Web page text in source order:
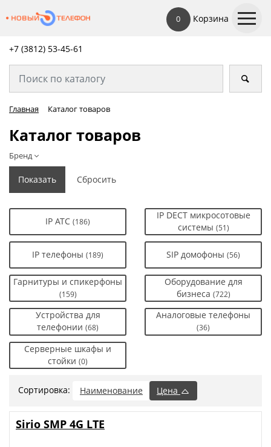
0 Корзина
+7 (3812) 53-45-61
Главная Каталог товаров
Каталог товаров
Бренд
IP АТС (186)
IP DECT микросотовые
системы (51)
IP телефоны (189) SIP домофоны (56)
Гарнитуры и спикерфоны
(159)
Оборудование для
бизнеса (722)
Устройства для
телефонии (68)
Аналоговые телефоны
(36)
Серверные шкафы и
стойки (0)
Сортировка: Наименование Цена
Sirio SMP 4G LTE